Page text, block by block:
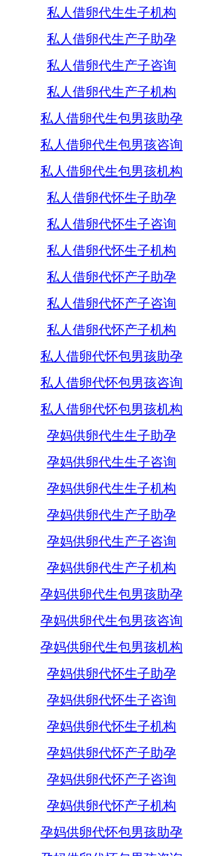
私人借卵代生生子机构
私人借卵代生产子助孕
私人借卵代生产子咨询
私人借卵代生产子机构
私人借卵代生包男孩助孕
私人借卵代生包男孩咨询
私人借卵代生包男孩机构
私人借卵代怀生子助孕
私人借卵代怀生子咨询
私人借卵代怀生子机构
私人借卵代怀产子助孕
私人借卵代怀产子咨询
私人借卵代怀产子机构
私人借卵代怀包男孩助孕
私人借卵代怀包男孩咨询
私人借卵代怀包男孩机构
孕妈供卵代生生子助孕
孕妈供卵代生生子咨询
孕妈供卵代生生子机构
孕妈供卵代生产子助孕
孕妈供卵代生产子咨询
孕妈供卵代生产子机构
孕妈供卵代生包男孩助孕
孕妈供卵代生包男孩咨询
孕妈供卵代生包男孩机构
孕妈供卵代怀生子助孕
孕妈供卵代怀生子咨询
孕妈供卵代怀生子机构
孕妈供卵代怀产子助孕
孕妈供卵代怀产子咨询
孕妈供卵代怀产子机构
孕妈供卵代怀包男孩助孕